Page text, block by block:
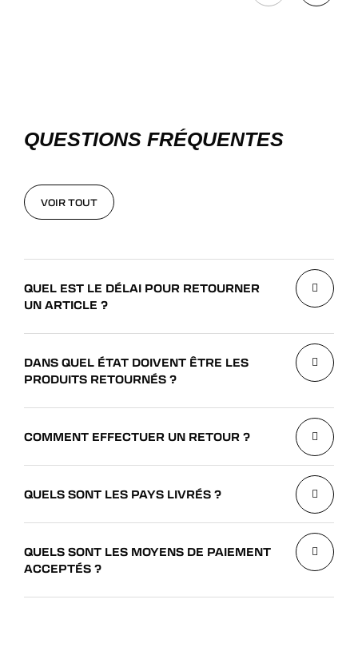
QUESTIONS FRÉQUENTES
VOIR TOUT
QUEL EST LE DÉLAI POUR RETOURNER
UN ARTICLE ?
DANS QUEL ÉTAT DOIVENT ÊTRE LES
PRODUITS RETOURNÉS ?
COMMENT EFFECTUER UN RETOUR ?
QUELS SONT LES PAYS LIVRÉS ?
QUELS SONT LES MOYENS DE PAIEMENT
ACCEPTÉS ?